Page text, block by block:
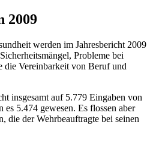
2009
werden im Jahresbericht 2009
Probleme bei
die Vereinbarkeit von Beruf und
insgesamt auf 5.779 Eingaben von
5.474 gewesen. Es flossen aber
die der Wehrbeauftragte bei seinen